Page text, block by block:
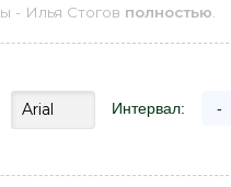
- Илья Стогов полностью
Интервал: -